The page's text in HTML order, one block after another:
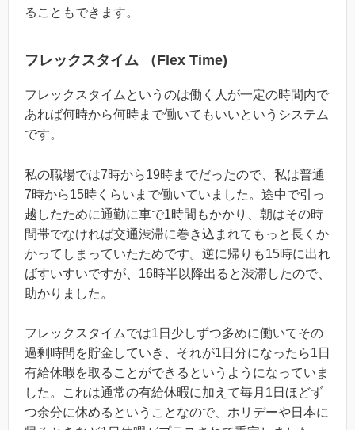
ることもできます。
フレックスタイム （Flex Time)
フレックスタイムというのは働く人が一定の時間内で
あれば何時から何時まで働いてもいいというシステム
です。
私の職場では7時から19時までだったので、私は普通
7時から15時くらいまで働いていました。途中で引っ
越したために通勤に車で1時間もかかり、朝はその時
間帯でなければ交通渋滞に巻き込まれてもっと長くか
かってしまっていたためです。逆に帰りも15時に出れ
ばすいすいですが、16時半以降出ると渋滞したので、
助かりました。
フレックスタイムでは1日少しずつ多めに働いてその
過剰時間を貯金していき、それが1日分になったら1日
有給休暇を取ることができるというようになっていま
した。これは通常の有給休暇に加えて毎月1日ほどず
つ余分に休めるということなので、ホリデーや日本に